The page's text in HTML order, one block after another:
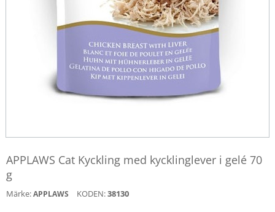
APPLAWS Cat Kyckling med kycklinglever i gelé 70
g
Märke:APPLAWS KODEN:38130